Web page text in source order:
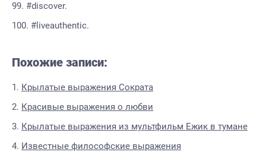
#discover.
#liveauthentic.
Похожие записи:
Крылатые выражения Сократа
Красивые выражения о любви
Крылатые выражения из мультфильм Ежик в тумане
Известные философские выражения